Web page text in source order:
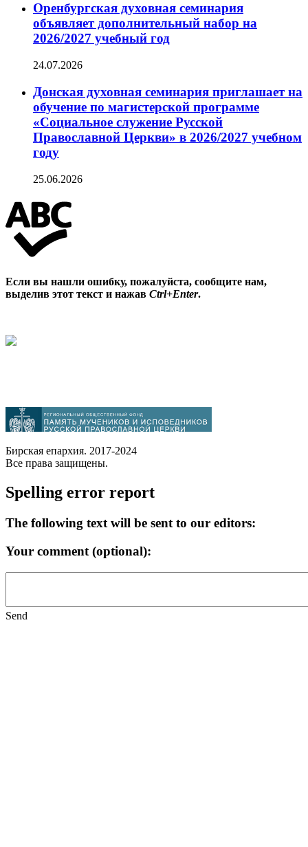
Оренбургская духовная семинария
объявляет дополнительный набор на
2026/2027 учебный год
24.07.2026
Донская духовная семинария приглашает на
обучение по магистерской программе
«Социальное служение Русской
Православной Церкви» в 2026/2027 учебном
году
25.06.2026
Если вы нашли ошибку, пожалуйста, сообщите нам,
выделив этот текст и нажав Ctrl+Enter.
Бирская епархия. 2017-2024
Все права защищены.
Spelling error report
The following text will be sent to our editors:
Your comment (optional):
Send